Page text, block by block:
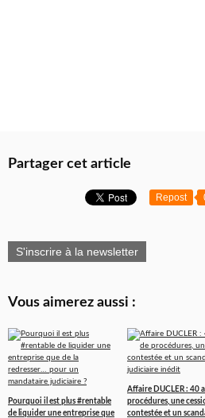
Partager cet article
Repost
S'inscrire à la newsletter
Vous aimerez aussi :
Pourquoi il est plus #rentable
de liquider une entreprise que
Affaire DUCLER : 40
procédures, une
contestée et un